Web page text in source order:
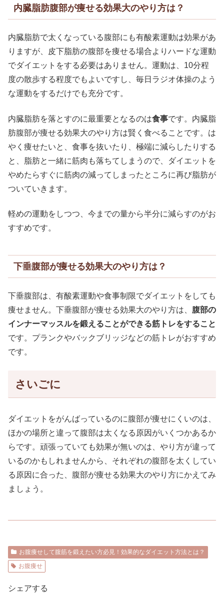
内臓脂肪腹部が痩せる効果大のやり方は？
内臓脂肪で太くなっている腹部にも有酸素運動は効果があ
りますが、皮下脂肪の腹部を痩せる場合よりハードな運動
でダイエットをする必要はありません。運動は、10分程
度の散歩する程度でもよいですし、毎日ラジオ体操のよう
な運動をするだけでも充分です。
内臓脂肪を落とすのに最重要となるのは食事です。内臓脂
肪腹部が痩せる効果大のやり方は賢く食べることです。は
やく痩せたいと、食事を抜いたり、極端に減らしたりする
と、脂肪と一緒に筋肉も落ちてしまうので、ダイエットを
やめたらすぐに筋肉の減ってしまったところに再び脂肪が
ついていきます。
軽めの運動をしつつ、今までの量から半分に減らすのがお
すすめです。
下垂腹部が痩せる効果大のやり方は？
下垂腹部は、有酸素運動や食事制限でダイエットをしても
痩せません。下垂腹部が痩せる効果大のやり方は、 腹部の
インナーマッスルを鍛えることができる筋トレをすること
です。プランクやバックブリッジなどの筋トレがおすすめ
です。
さいごに
ダイエットをがんばっているのに腹部が痩せにくいのは、
ほかの場所と違って腹部は太くなる原因がいくつかあるか
らです。頑張っていても効果が無いのは、やり方が違って
いるのかもしれませんから、それぞれの腹部を太くしてい
る原因に合った、腹部が痩せる効果大のやり方にかえてみ
ましょう。
お腹痩せして腹筋を鍛えたい方必見！効果的なダイエット方法とは？
お腹痩せ
シェアする